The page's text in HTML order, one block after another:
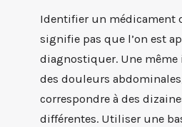
Identifier un médicament
signifie pas que l’on est
diagnostiquer. Une
des douleurs
correspondre à des
différentes. Utiliser une